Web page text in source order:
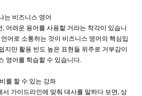
는 비즈니스 영어
어려운 용어를 사용할 거라는 착각이 있습니
어로 소통하는 것이 비즈니스 영어의 핵심입
지만 활용 빈도 높은 표현들 위주로 거부감이
영어를 학습할 수 있습니다.
를 할 수 있는 강좌
서 가이드라인에 맞춰 대사를 말하다 보면, 상